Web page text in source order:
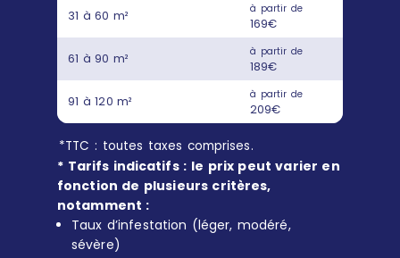
31 à 60 m² à partir de
169€
61 à 90 m² à partir de
189€
91 à 120 m² à partir de
209€
*TTC : toutes taxes comprises.
* Tarifs indicatifs : le prix peut varier en
fonction de plusieurs critères,
notamment :
Taux d’infestation (léger, modéré,
sévère)